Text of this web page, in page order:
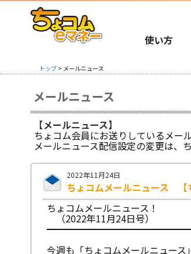
使い方
トップ > メールニュース
メールニュース
【メールニュース】
ちょコム会員にお送りしているメー
メールニュース配信設定の変更は、
2022年11月24日
ちょコムメールニュース 【
ちょコムメールニュース！
（2022年11月24日号）
今週も「ちょコムメールニュース